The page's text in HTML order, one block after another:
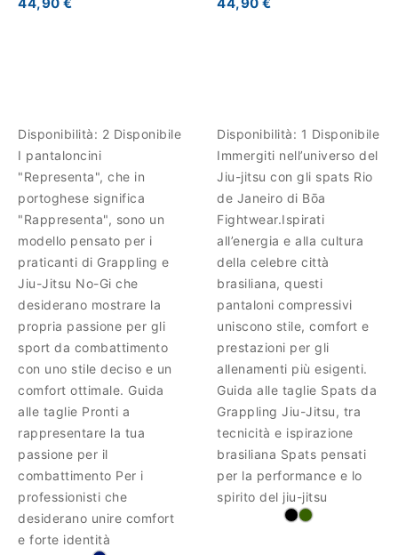
Disponibilità: 2 Disponibile
I pantaloncini
"Representa", che in
portoghese significa
"Rappresenta", sono un
modello pensato per i
praticanti di Grappling e
Jiu-Jitsu No-Gi che
desiderano mostrare la
propria passione per gli
sport da combattimento
con uno stile deciso e un
comfort ottimale. Guida
alle taglie Pronti a
rappresentare la tua
passione per il
combattimento Per i
professionisti che
desiderano unire comfort
e forte identità
Disponibilità: 1 Disponibile
Immergiti nell’universo del
Jiu-jitsu con gli spats Rio
de Janeiro di Bōa
Fightwear.Ispirati
all’energia e alla cultura
della celebre città
brasiliana, questi
pantaloni compressivi
uniscono stile, comfort e
prestazioni per gli
allenamenti più esigenti.
Guida alle taglie Spats da
Grappling Jiu-Jitsu, tra
tecnicità e ispirazione
brasiliana Spats pensati
per la performance e lo
spirito del jiu-jitsu